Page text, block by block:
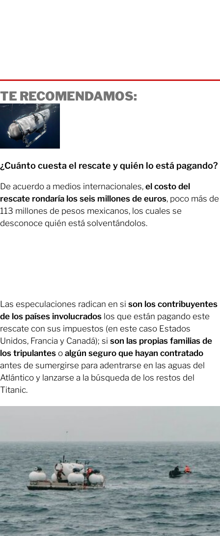
TE RECOMENDAMOS:
¿Cuánto cuesta el rescate y quién lo está pagando?
De acuerdo a medios internacionales, el costo del
rescate rondaría los seis millones de euros, poco más de
113 millones de pesos mexicanos, los cuales se
desconoce quién está solventándolos.
Las especulaciones radican en si son los contribuyentes
de los países involucrados los que están pagando este
rescate con sus impuestos (en este caso Estados
Unidos, Francia y Canadá); si son las propias familias de
los tripulantes o algún seguro que hayan contratado
antes de sumergirse para adentrarse en las aguas del
Atlántico y lanzarse a la búsqueda de los restos del
Titanic.